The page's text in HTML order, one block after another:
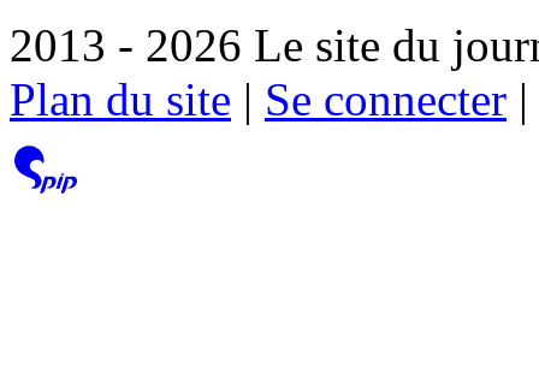
2013 - 2026 Le site du
Plan du site | Se connecter |